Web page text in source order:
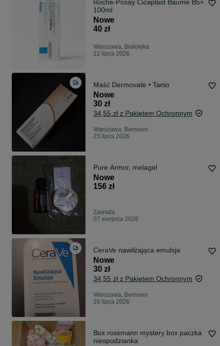
Roche-Posay Cicaplast Baume B5+
100ml
Nowe
40 zł
Warszawa, Białołęka
22 lipca 2026
Maść Dermovate • Tanio
Nowe
30 zł
34,55 zł z Pakietem Ochronnym
Warszawa, Bemowo
23 lipca 2026
Pure Armor, melagel
Nowe
156 zł
Zawada
07 sierpnia 2026
CeraVe nawilżająca emulsja
Nowe
30 zł
34,55 zł z Pakietem Ochronnym
Warszawa, Bemowo
26 lipca 2026
Box rossmann mystery box paczka
niespodzianka